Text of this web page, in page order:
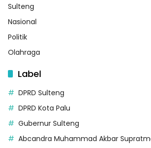
Sulteng
Nasional
Politik
Olahraga
Label
DPRD Sulteng
DPRD Kota Palu
Gubernur Sulteng
Abcandra Muhammad Akbar